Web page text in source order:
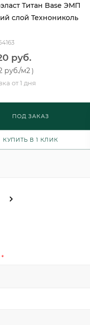
Титан Base ЭМП
слой Технониколь
руб.
руб./м2 )
от 1 дня
ПОД ЗАКАЗ
КУПИТЬ В 1 КЛИК
*